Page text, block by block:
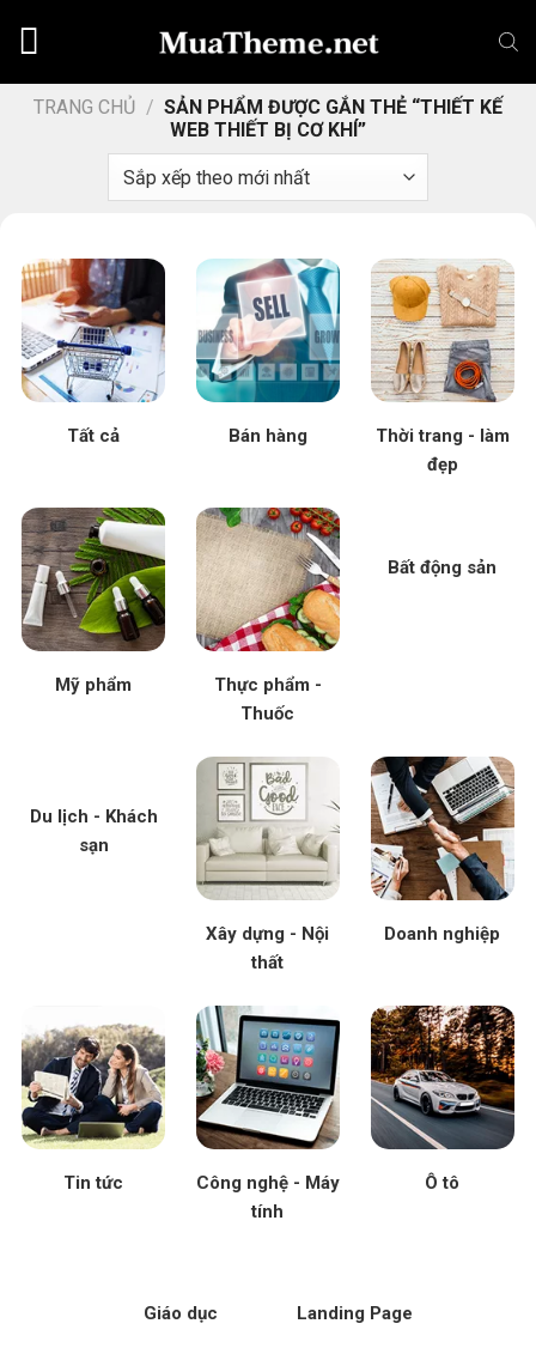
dungTRANG CHỦ / SẢN PHẨM ĐƯỢC GẮN THẺ “THIẾT KẾ
WEB THIẾT BỊ CƠ KHÍ”
Tất cả Bán hàng
Thời trang - làm
đẹp
Mỹ phẩm
Thực phẩm -
Thuốc
Bất động sản
Du lịch - Khách
sạn
Xây dựng - Nội
thất
Doanh nghiệp
Tin tức
Công nghệ - Máy
tính
Ô tô
Giáo dục Landing Page